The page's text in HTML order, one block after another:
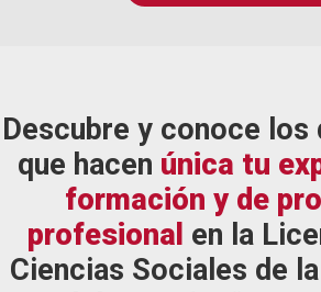
Descubre y conoce
que hacen única tu
formación y de
profesional en la
Ciencias Sociales de